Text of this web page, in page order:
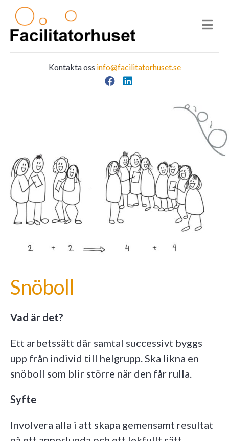
Kontakta oss info@facilitatorhuset.se
Facebook
LinkedIn
Snöboll
Vad är det?
Ett arbetssätt där samtal successivt byggs
upp från individ till helgrupp. Ska likna en
snöboll som blir större när den får rulla.
Syfte
Involvera alla i att skapa gemensamt resultat